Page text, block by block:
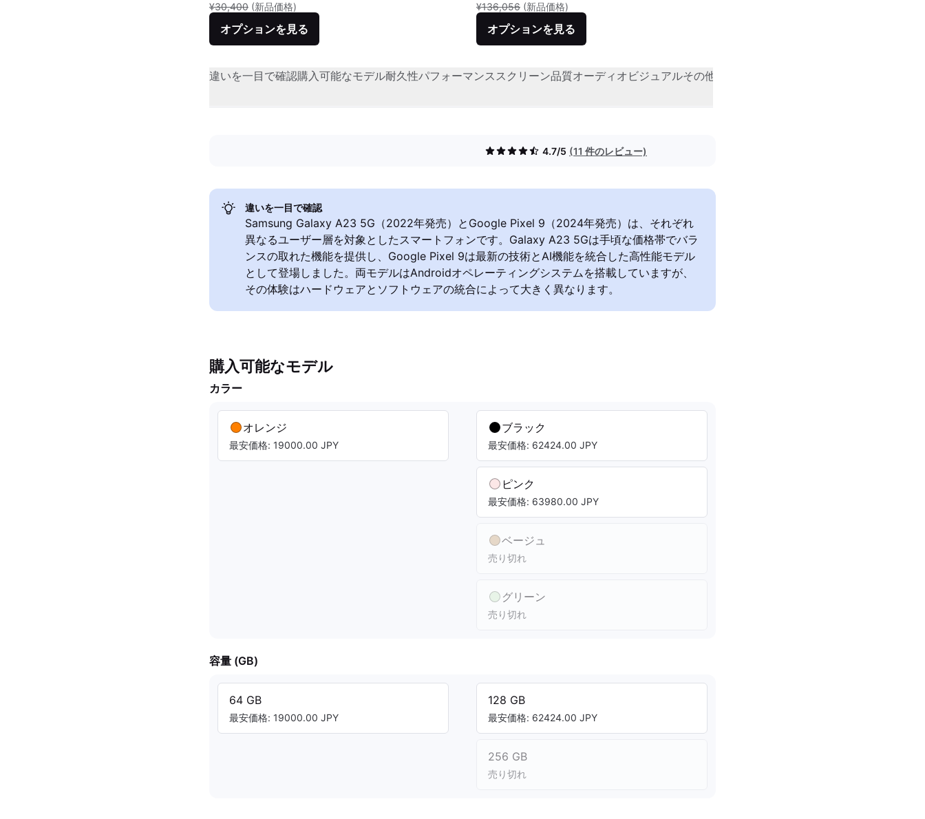
¥30,400 (新品価格)
オプションを見る
¥136,056 (新品価格)
オプションを見る
違いを一目で確認購入可能なモデル耐久性パフォーマンススクリーン品質オーディオビジュアルその他
4.7/5 (11 件のレビュー)
違いを一目で確認
Samsung Galaxy A23 5G（2022年発売）とGoogle Pixel 9（2024年発売）は、それぞれ
異なるユーザー層を対象としたスマートフォンです。Galaxy A23 5Gは手頃な価格帯でバラ
ンスの取れた機能を提供し、Google Pixel 9は最新の技術とAI機能を統合した高性能モデル
として登場しました。両モデルはAndroidオペレーティングシステムを搭載していますが、
その体験はハードウェアとソフトウェアの統合によって大きく異なります。
購入可能なモデル
カラー
オレンジ
最安価格: 19000.00 JPY
ブラック
最安価格: 62424.00 JPY
ピンク
最安価格: 63980.00 JPY
ベージュ
売り切れ
グリーン
売り切れ
容量 (GB)
64 GB
最安価格: 19000.00 JPY
128 GB
最安価格: 62424.00 JPY
256 GB
売り切れ